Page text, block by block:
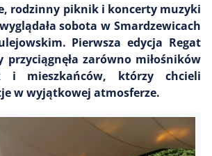
rodzinny piknik i koncerty muzyki
sobota w Smardzewicach
Pierwsza edycja Regat
przyciągnęła zarówno miłośników
i mieszkańców, którzy chcieli
w wyjątkowej atmosferze.